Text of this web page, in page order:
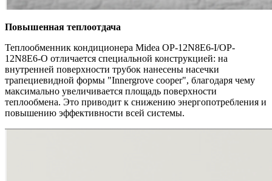
Повышенная теплоотдача
Теплообменник кондиционера Midea OP-12N8E6-I/OP-
12N8E6-O отличается специальной конструкцией: на
внутренней поверхности трубок нанесены насечки
трапециевидной формы "Innergrove cooper", благодаря чему
максимально увеличивается площадь поверхности
теплообмена. Это приводит к снижению энергопотребления и
повышению эффективности всей системы.